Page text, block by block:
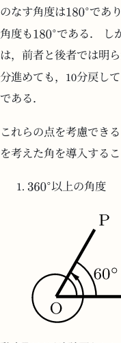
のなす角度は
であ
角度も
である． し
は，前者と後者では明
分進めても，10分戻し
である．
これらの点を考慮でき
を考えた角を導入するこ
以上の角度